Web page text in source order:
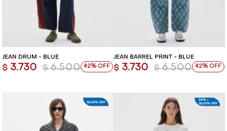
JEAN DRUM - BLUE
$ 3.730 $ 6.500 42
JEAN BARREL PRINT - BLUE
$ 3.730 $ 6.500 42